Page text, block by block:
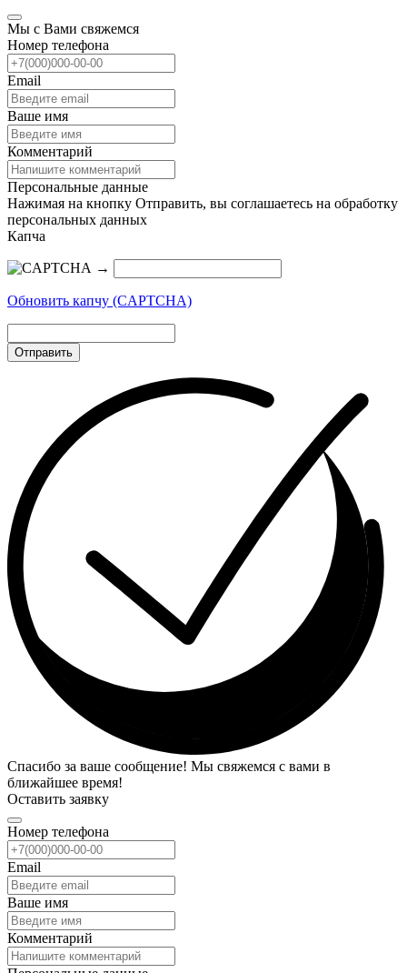
Мы с Вами свяжемся
Номер телефона
Email
Ваше имя
Комментарий
Персональные данные
Нажимая на кнопку Отправить, вы соглашаетесь на обработку
персональных данных
Капча
→
Обновить капчу (CAPTCHA)
Отправить
Спасибо за ваше сообщение! Мы свяжемся с вами в
ближайшее время!
Оставить заявку
Номер телефона
Email
Ваше имя
Комментарий